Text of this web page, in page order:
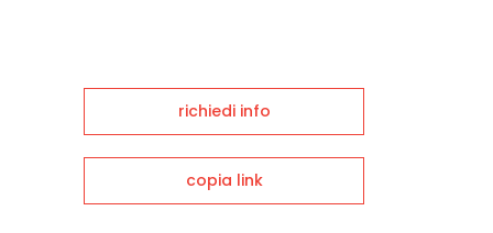
richiedi info
copia link